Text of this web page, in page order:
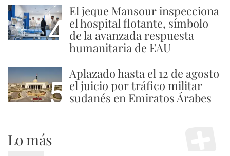
4
El jeque Mansour inspecciona
el hospital flotante, símbolo
de la avanzada respuesta
humanitaria de EAU
5
Aplazado hasta el 12 de agosto
el juicio por tráfico militar
sudanés en Emiratos Árabes
Lo más